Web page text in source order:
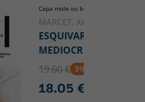
Capa mole ou bolso
MARCET, XAVIER
ESQUIVAR LA
MEDIOCRIDAD
19.00 € 5% DTO
18.05 €